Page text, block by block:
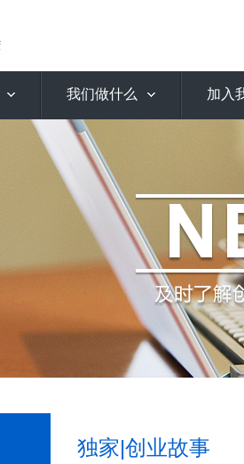
我们做什么 加入
独家|创业故事